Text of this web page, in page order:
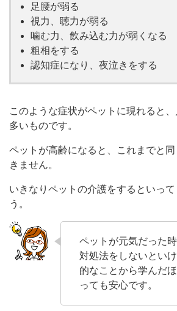
足腰が弱る
視力、聴力が弱る
噛む力、飲み込む力が弱くなる
粗相をする
認知症になり、夜泣きをする
このような症状がペットに現れると
多いものです。
ペットが高齢になると、これまでと
きません。
いきなりペットの介護をするといっ
う。
ペットが元気だった
対処法をしないとい
的なことから学んだ
っても安心です。